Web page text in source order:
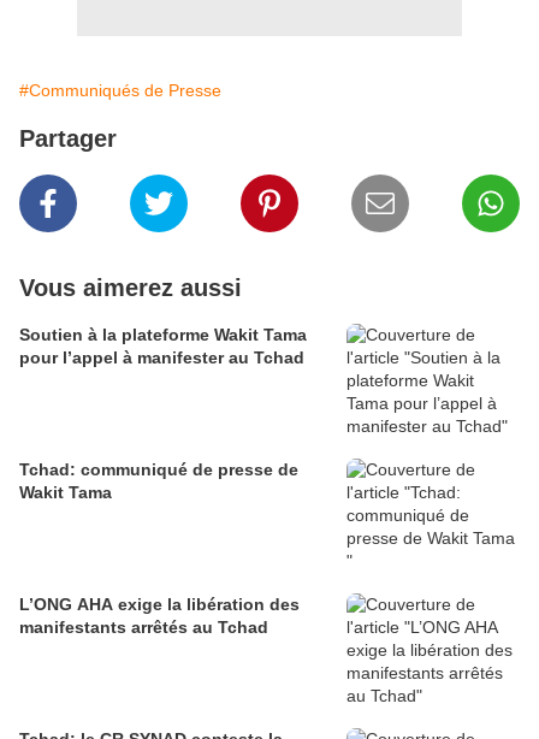
#Communiqués de Presse
Partager
Vous aimerez aussi
Soutien à la plateforme Wakit Tama
pour l’appel à manifester au Tchad
Tchad: communiqué de presse de
Wakit Tama
L’ONG AHA exige la libération des
manifestants arrêtés au Tchad